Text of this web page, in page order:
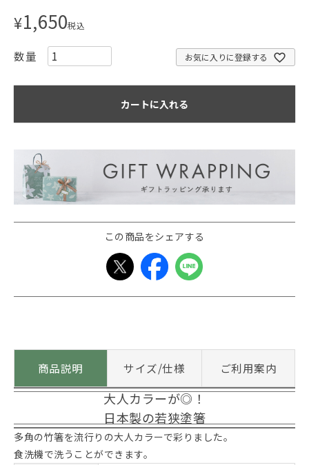
¥1,650税込
お気に入りに登録する
カートに入れる
この商品をシェアする
商品説明 サイズ/仕様 ご利用案内
大人カラーが◎！
日本製の若狭塗箸
多角の竹箸を流行りの大人カラーで彩りました。
食洗機で洗うことができます。